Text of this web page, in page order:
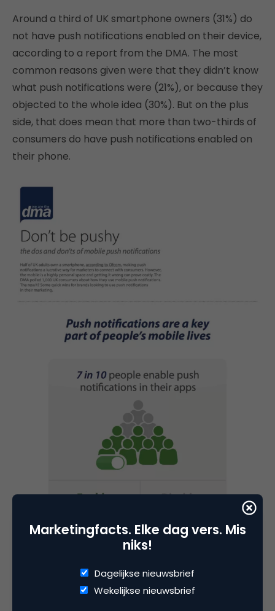
Around a third of UK smartphone owners (31%) do
not have push notifications enabled on their device,
according to a report from the DMA. The most
common reasons given were that they didn’t know
what push notifications were (21%), or because they
objected to the whole idea (30%). But on the plus
side, that does mean that more than two-thirds of
consumers do have push notifications enabled on
their phone.
Marketingfacts. Elke dag vers. Mis
niks!
Dagelijkse nieuwsbrief
Wekelijkse nieuwsbrief